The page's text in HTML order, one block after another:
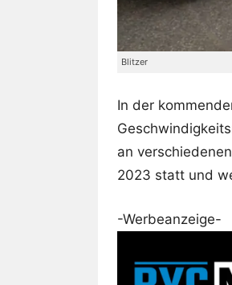
Blitzer
In der
an
2023 statt und
-Werbeanzeige-